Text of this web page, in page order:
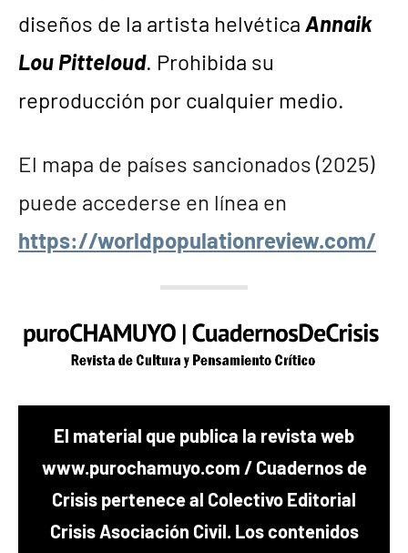
diseños de la artista helvética Annaik
Lou Pitteloud. Prohibida su
reproducción por cualquier medio.
El mapa de países sancionados (2025)
puede accederse en línea en
https://worldpopulationreview.com/
El material que publica la revista web
www.purochamuyo.com / Cuadernos de
Crisis pertenece al Colectivo Editorial
Crisis Asociación Civil. Los contenidos